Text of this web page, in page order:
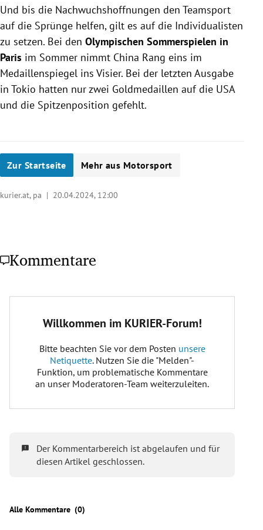
Und bis die Nachwuchshoffnungen den Teamsport
auf die Sprünge helfen, gilt es auf die Individualisten
zu setzen. Bei den Olympischen Sommerspielen in
Paris im Sommer nimmt China Rang eins im
Medaillenspiegel ins Visier. Bei der letzten Ausgabe
in Tokio hatten nur zwei Goldmedaillen auf die USA
und die Spitzenposition gefehlt.
Zur Startseite Mehr aus Motorsport
kurier.at, pa | 20.04.2024, 12:00
Kommentare